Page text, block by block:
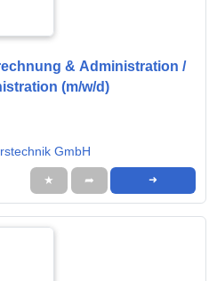
& Administration /
(m/w/d)
GmbH
★ ➦ ➜